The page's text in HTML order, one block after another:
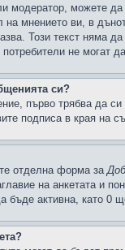
модератор, можете
на мнението ви, в
Този текст няма
не могат
си?
първо трябва да
подписа в края на
отделна форма за
на анкетата и
бъде активна, като 0